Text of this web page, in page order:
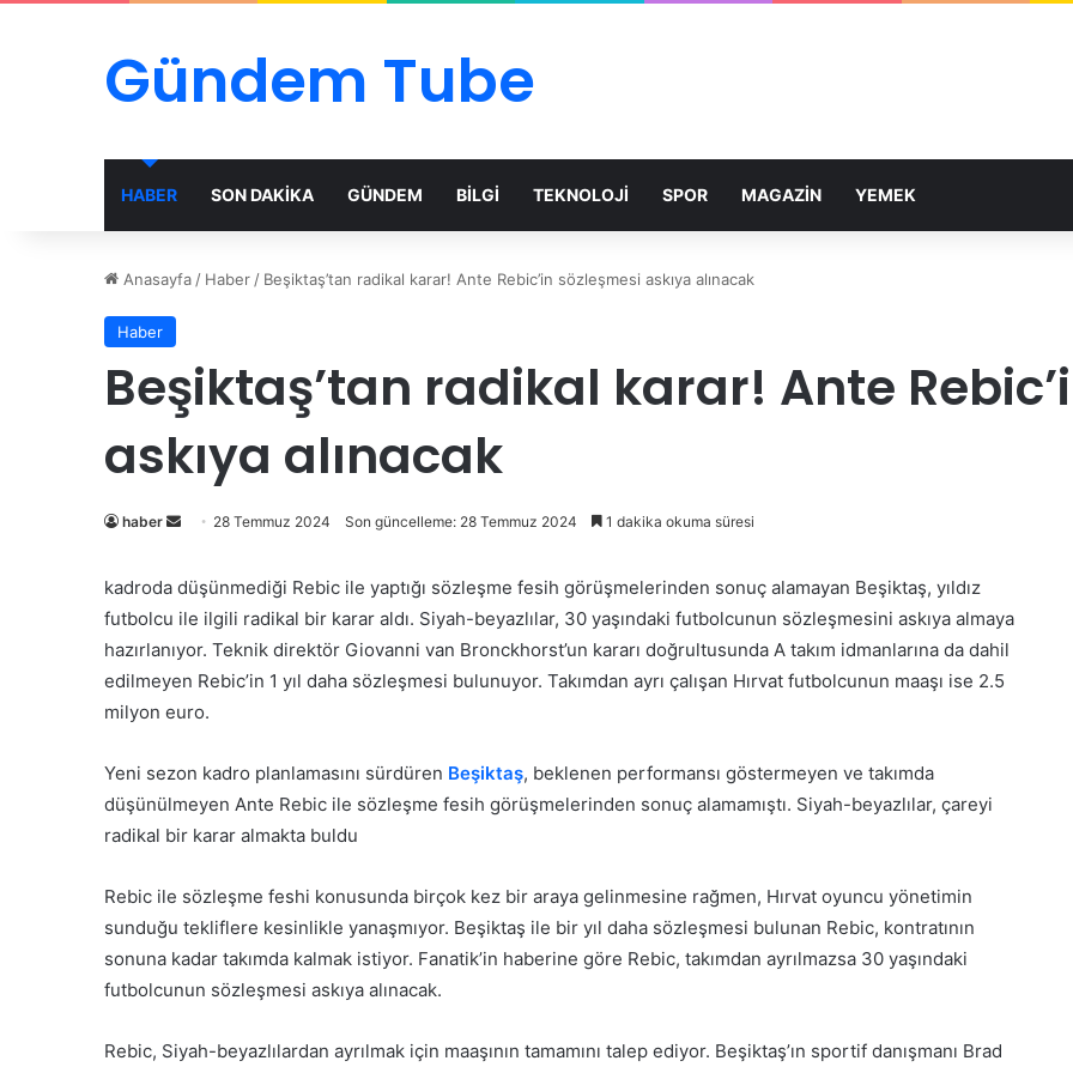
Gündem Tube
HABER SON DAKİKA GÜNDEM BİLGİ TEKNOLOJİ SPOR MAGAZİN YEMEK
Anasayfa / Haber / Beşiktaş’tan radikal karar! Ante Rebic’in sözleşmesi askıya alınacak
Haber
Beşiktaş’tan radikal karar! Ante
askıya alınacak
haber
Bir
posta
göndermek
28 Temmuz 2024 Son güncelleme: 28 Temmuz 2024 1 dakika okuma süresi
kadroda düşünmediği Rebic ile yaptığı sözleşme fesih görüşmelerinden sonuç alamayan Beşiktaş, yıldız
futbolcu ile ilgili radikal bir karar aldı. Siyah-beyazlılar, 30 yaşındaki futbolcunun sözleşmesini askıya almaya
hazırlanıyor. Teknik direktör Giovanni van Bronckhorst’un kararı doğrultusunda A takım idmanlarına da dahil
edilmeyen Rebic’in 1 yıl daha sözleşmesi bulunuyor. Takımdan ayrı çalışan Hırvat futbolcunun maaşı ise 2.5
milyon euro.
Yeni sezon kadro planlamasını sürdüren Beşiktaş, beklenen performansı göstermeyen ve takımda
düşünülmeyen Ante Rebic ile sözleşme fesih görüşmelerinden sonuç alamamıştı. Siyah-beyazlılar, çareyi
radikal bir karar almakta buldu
Rebic ile sözleşme feshi konusunda birçok kez bir araya gelinmesine rağmen, Hırvat oyuncu yönetimin
sunduğu tekliflere kesinlikle yanaşmıyor. Beşiktaş ile bir yıl daha sözleşmesi bulunan Rebic, kontratının
sonuna kadar takımda kalmak istiyor. Fanatik’in haberine göre Rebic, takımdan ayrılmazsa 30 yaşındaki
futbolcunun sözleşmesi askıya alınacak.
Rebic, Siyah-beyazlılardan ayrılmak için maaşının tamamını talep ediyor. Beşiktaş’ın sportif danışmanı Brad